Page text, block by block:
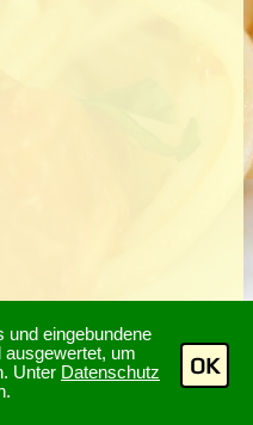
und eingebundene
um
Unter Datenschutz
OK